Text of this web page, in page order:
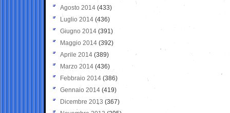
Agosto 2014 (433)
Luglio 2014 (436)
Giugno 2014 (391)
Maggio 2014 (392)
Aprile 2014 (389)
Marzo 2014 (436)
Febbraio 2014 (386)
Gennaio 2014 (419)
Dicembre 2013 (367)